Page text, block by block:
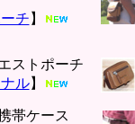
チ 】
ストポーチ
ル】
帯ケース